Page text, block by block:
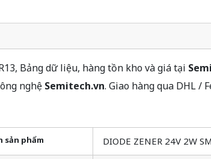
Bảng dữ liệu, hàng tồn kho và giá tại
nghệ Semitech.vn. Giao hàng qua DHL /
sản phẩm DIODE ZENER 24V 2W